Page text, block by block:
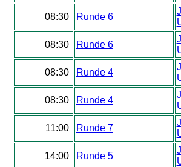
08:30 Runde 6
08:30 Runde 6
08:30 Runde 4
08:30 Runde 4
11:00 Runde 7
14:00 Runde 5